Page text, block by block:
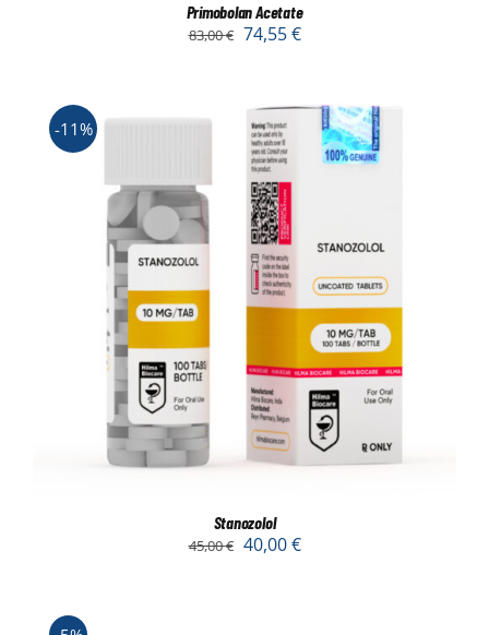
Primobolan Acetate
83,00€ 74,55€
-11%
Stanozolol
45,00€ 40,00€